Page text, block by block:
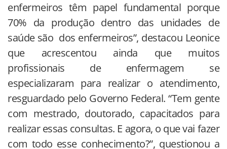
enfermeiros têm papel fundamental porque
70% da produção dentro das unidades de
saúde são dos enfermeiros”, destacou Leonice
que acrescentou ainda que muitos
profissionais de enfermagem se
especializaram para realizar o atendimento,
resguardado pelo Governo Federal. “Tem gente
com mestrado, doutorado, capacitados para
realizar essas consultas. E agora, o que vai fazer
com todo esse conhecimento?”, questionou a